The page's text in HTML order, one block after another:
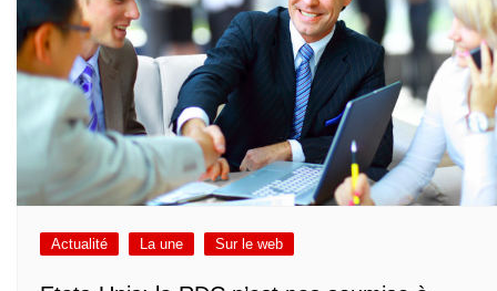
Actualité La une Sur le web